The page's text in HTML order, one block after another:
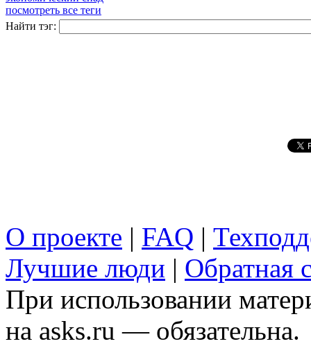
посмотреть все теги
Найти тэг:
О проекте | FAQ |
Лучшие люди | Обратная
При использовании
на asks.ru — обязательна.